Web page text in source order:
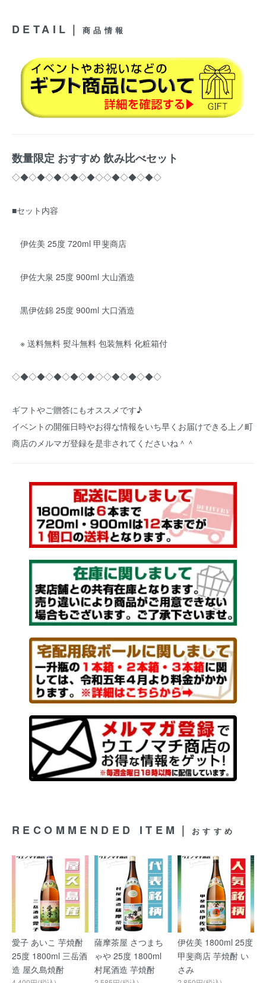
DETAIL｜ 商品情報
数量限定 おすすめ 飲み比べセット
◇◆◇◆◇◆◇◆◇◆◇◇◆◇◆◇◆◇
■セット内容
伊佐美 25度 720ml 甲斐商店
伊佐大泉 25度 900ml 大山酒造
黒伊佐錦 25度 900ml 大口酒造
※ 送料無料 熨斗無料 包装無料 化粧箱付
◇◆◇◆◇◆◇◆◇◆◇◇◆◇◆◇◆◇
ギフトやご贈答にもオススメです♪
イベントの開催日時やお得な情報をいち早くお届けできる上ノ町
商店のメルマガ登録を是非されてくださいね＾＾
RECOMMENDED ITEM｜ おすすめ
愛子 あいこ 芋焼酎
25度 1800ml 三岳酒
造 屋久島焼酎
薩摩茶屋 さつまち
ゃや 25度 1800ml
村尾酒造 芋焼酎
伊佐美 1800ml 25度
甲斐商店 芋焼酎 い
さみ